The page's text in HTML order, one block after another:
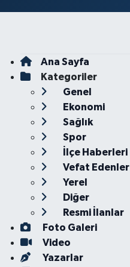
Ana Sayfa
Kategoriler
Genel
Ekonomi
Sağlık
Spor
İlçe Haberleri
Vefat Edenler
Yerel
Diğer
Resmi İlanlar
Foto Galeri
Video
Yazarlar